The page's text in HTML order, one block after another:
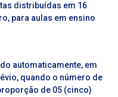
distribuídas em 16
para aulas em ensino
automaticamente, em
quando o número de
de 05 (cinco)